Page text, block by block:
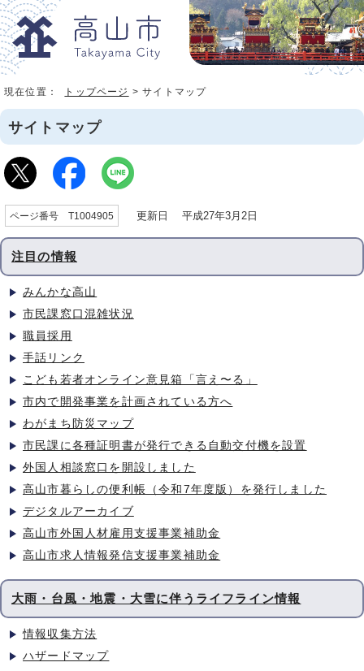
現在位置： トップページ > サイトマップ
サイトマップ
ページ番号 T1004905 更新日 平成27年3月2日
注目の情報
みんかな高山
市民課窓口混雑状況
職員採用
手話リンク
こども若者オンライン意見箱「言え〜る」
市内で開発事業を計画されている方へ
わがまち防災マップ
市民課に各種証明書が発行できる自動交付機を設置
外国人相談窓口を開設しました
高山市暮らしの便利帳（令和7年度版）を発行しました
デジタルアーカイブ
高山市外国人材雇用支援事業補助金
高山市求人情報発信支援事業補助金
大雨・台風・地震・大雪に伴うライフライン情報
情報収集方法
ハザードマップ